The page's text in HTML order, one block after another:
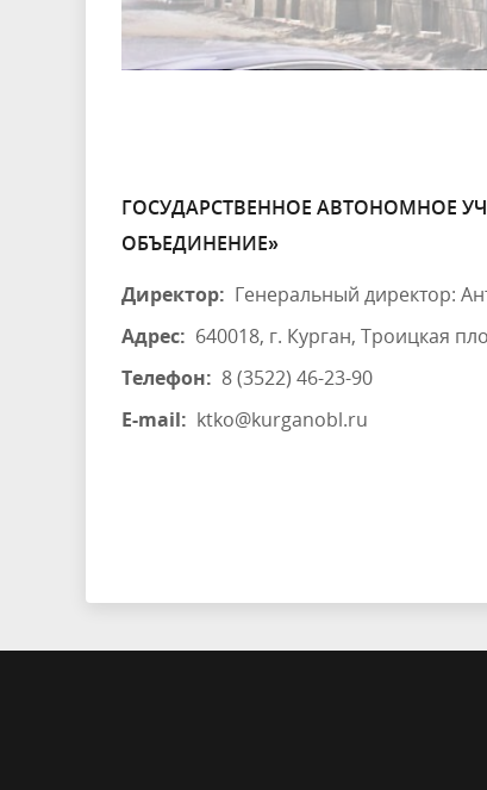
ГОСУДАРСТВЕННОЕ АВТОНОМНОЕ
ОБЪЕДИНЕНИЕ»
Директор: Генеральный директор:
Адрес: 640018, г. Курган, Троицкая
Телефон: 8 (3522) 46-23-90
E-mail: ktko@kurganobl.ru